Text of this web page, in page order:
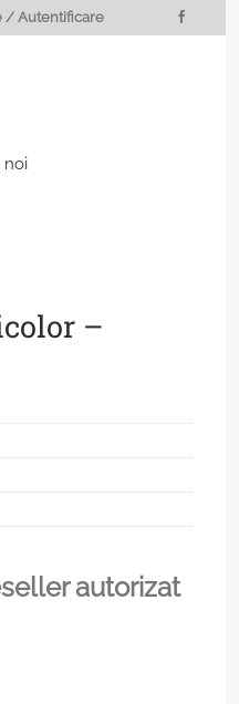
/ Autentificare
noi
–
autorizat